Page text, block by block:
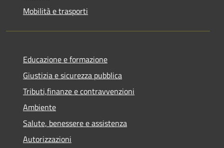
Mobilità e trasporti
Educazione e formazione
Giustizia e sicurezza pubblica
Tributi,finanze e contravvenzioni
Ambiente
Salute, benessere e assistenza
Autorizzazioni